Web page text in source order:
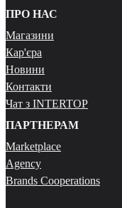
ПРО НАС
Магазини
Кар'єра
Новини
Контакти
Чат з INTERTOP
ПАРТНЕРАМ
Marketplace
Agency
Brands Cooperations